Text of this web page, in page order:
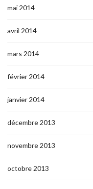
mai 2014
avril 2014
mars 2014
février 2014
janvier 2014
décembre 2013
novembre 2013
octobre 2013